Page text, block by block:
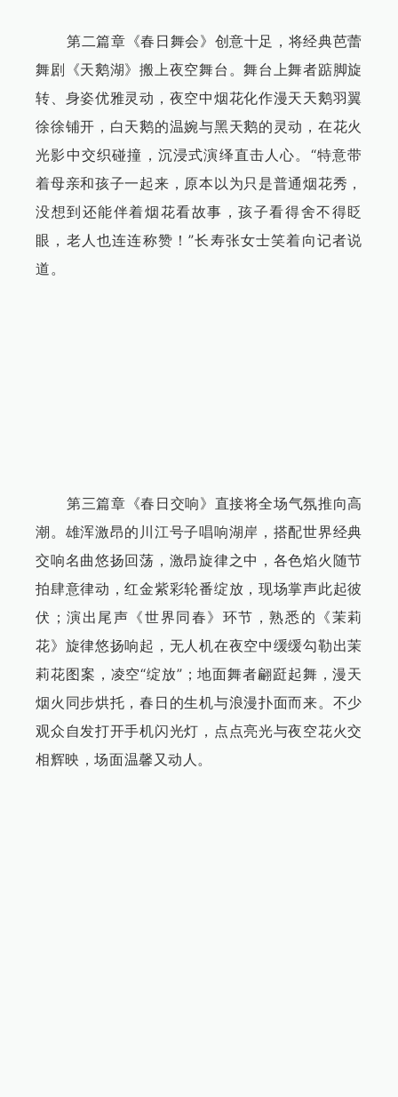
第二篇章《春日舞会》创意十足，将经典芭蕾
舞剧《天鹅湖》搬上夜空舞台。舞台上舞者踮脚旋
转、身姿优雅灵动，夜空中烟花化作漫天天鹅羽翼
徐徐铺开，白天鹅的温婉与黑天鹅的灵动，在花火
光影中交织碰撞，沉浸式演绎直击人心。“特意带
着母亲和孩子一起来，原本以为只是普通烟花秀，
没想到还能伴着烟花看故事，孩子看得舍不得眨
眼，老人也连连称赞！”长寿张女士笑着向记者说
道。
第三篇章《春日交响》直接将全场气氛推向高
潮。雄浑激昂的川江号子唱响湖岸，搭配世界经典
交响名曲悠扬回荡，激昂旋律之中，各色焰火随节
拍肆意律动，红金紫彩轮番绽放，现场掌声此起彼
伏；演出尾声《世界同春》环节，熟悉的《茉莉
花》旋律悠扬响起，无人机在夜空中缓缓勾勒出茉
莉花图案，凌空“绽放”；地面舞者翩跹起舞，漫天
烟火同步烘托，春日的生机与浪漫扑面而来。不少
观众自发打开手机闪光灯，点点亮光与夜空花火交
相辉映，场面温馨又动人。